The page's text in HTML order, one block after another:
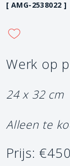
[ AMG-2538022 ]
Werk op
24 x 32 cm
Alleen te
Prijs: